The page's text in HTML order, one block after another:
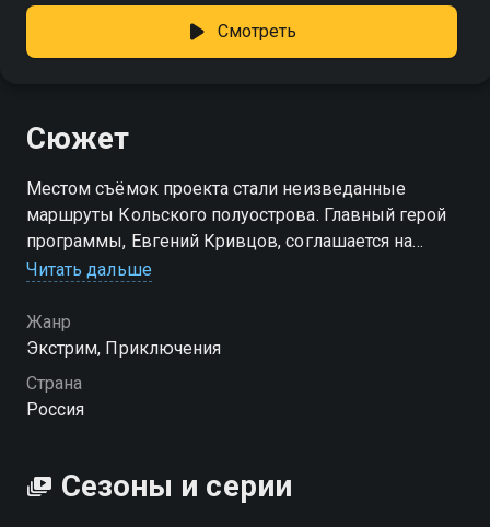
Смотреть
Сюжет
Местом съёмок проекта стали неизведанные
маршруты Кольского полуострова. Главный герой
программы, Евгений Кривцов, соглашается на
рискованное приключение на крайнем Севере в
Читать дальше
Жанр
Экстрим, Приключения
Страна
Россия
Сезоны и серии